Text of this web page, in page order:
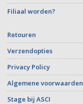
Filiaal worden?
Retouren
Verzendopties
Privacy Policy
Algemene voorwaarden
Stage bij ASCI